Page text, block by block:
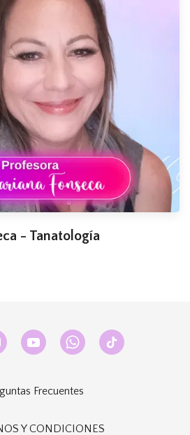
- Tanatología
Frecuentes
Y CONDICIONES